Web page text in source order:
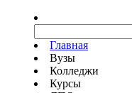
Главная
Вузы
Колледжи
Курсы